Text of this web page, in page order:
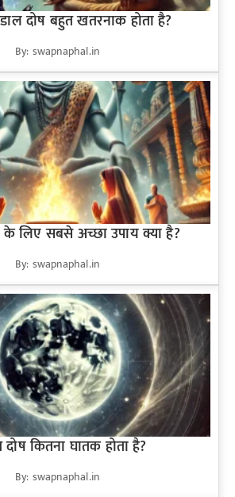
दोष बहुत खतरनाक होता है?
By: swapnaphal.in
लिए सबसे अच्छा उपाय क्या है?
By: swapnaphal.in
दोष कितना घातक होता है?
By: swapnaphal.in